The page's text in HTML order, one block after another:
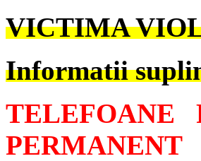
VICTIMA
Informatii
PERMANENT